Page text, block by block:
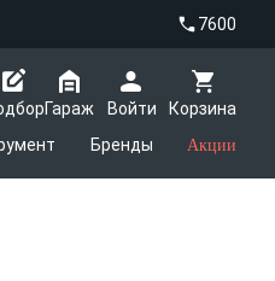
7600
Корзина
Гараж
Войти
Бренды Акции